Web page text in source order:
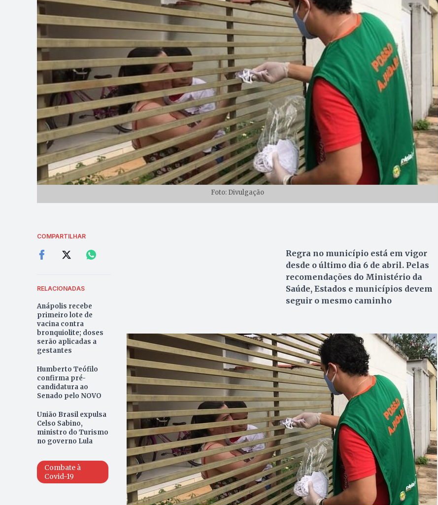
Foto: Divulgação
COMPARTILHAR
RELACIONADAS
Anápolis recebe
primeiro lote de
vacina contra
bronquiolite; doses
serão aplicadas a
gestantes
Humberto Teófilo
confirma pré-
candidatura ao
Senado pelo NOVO
União Brasil expulsa
Celso Sabino,
ministro do Turismo
no governo Lula
Combate à
Covid-19
Regra no município está em vigor
desde o último dia 6 de abril. Pelas
recomendações do Ministério da
Saúde, Estados e municípios devem
seguir o mesmo caminho